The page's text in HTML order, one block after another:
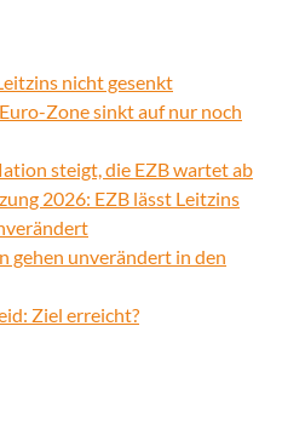
nicht gesenkt
Zone sinkt auf nur noch
steigt, die EZB wartet ab
2026: EZB lässt Leitzins
gehen unverändert in den
Ziel erreicht?